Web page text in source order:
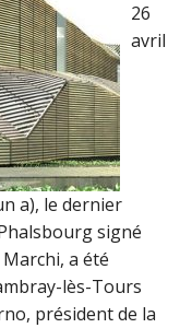
26
avril
a), le dernier
signé
a été
lès-Tours
président de la